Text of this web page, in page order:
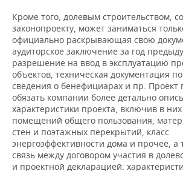
Кроме того, долевым строительством,
законопроекту, может заниматься
официально раскрывающая свою
аудиторское заключение за год
разрешение на ввод в эксплуатацию
объектов, техническая документация
сведения о бенефициарах и пр. Проект
обязать компании более детально
характеристики проекта, включив в
помещений общего пользования,
стен и поэтажных перекрытий, класс
энергоэффективности дома и прочее, а
связь между договором участия в
и проектной декларацией: